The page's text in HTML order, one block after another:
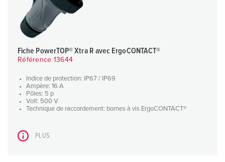
Fiche PowerTOP® Xtra R avec ErgoCONTACT®
Référence 13644
Indice de protection: IP67 / IP69
Ampère: 16 A
Pôles: 5 p
Volt: 500 V
Technique de raccordement: bornes à vis ErgoCONTACT®
PLUS